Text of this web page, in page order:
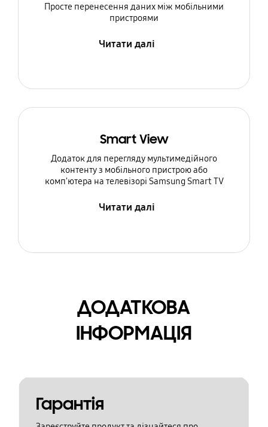
Просте перенесення даних між мобільними
пристроями
Читати далі
Smart View
Додаток для перегляду мультимедійного
контенту з мобільного пристрою або
комп'ютера на телевізорі Samsung Smart TV
Читати далі
ДОДАТКОВА
ІНФОРМАЦІЯ
Гарантія